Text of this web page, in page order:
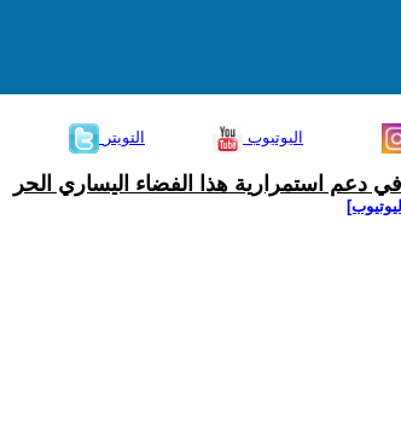
التويتر اليوتيوب
دعم استمرارية هذا الفضاء اليساري الحر